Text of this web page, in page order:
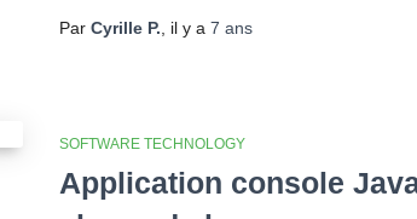
Par Cyrille P. , il y a 7 ans
SOFTWARE TECHNOLOGY
Application console